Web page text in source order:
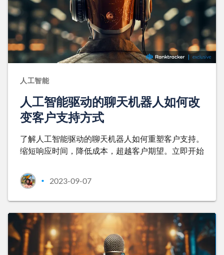
人工智能
人工智能驱动的聊天机器人如何改
变客户支持方式
了解人工智能驱动的聊天机器人如何重塑客户支持。
缩短响应时间，降低成本，超越客户期望。立即开始
• 2023-09-07